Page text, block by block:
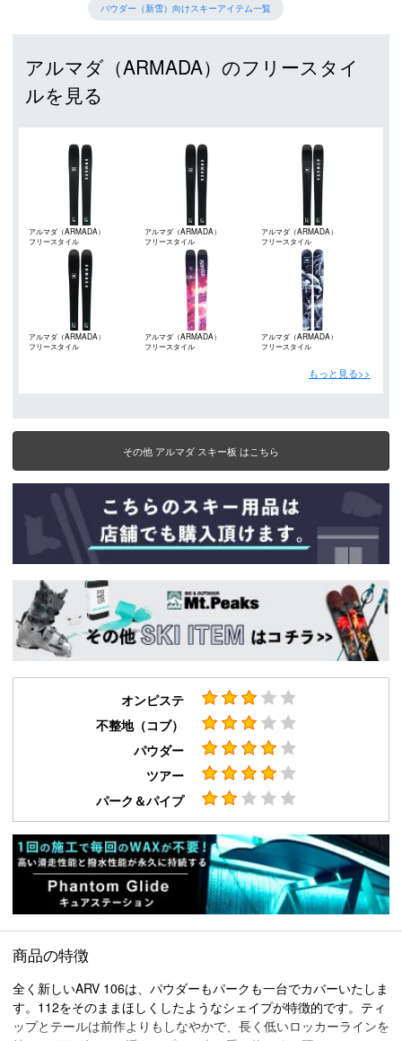
パウダー（新雪）向けスキーアイテム一覧
アルマダ（ARMADA）のフリースタイ
ルを見る
アルマダ（ARMADA）
フリースタイル
アルマダ（ARMADA）
フリースタイル
アルマダ（ARMADA）
フリースタイル
アルマダ（ARMADA）
フリースタイル
アルマダ（ARMADA）
フリースタイル
アルマダ（ARMADA）
フリースタイル
もっと見る>>
その他 アルマダ スキー板 はこちら
オンピステ
不整地（コブ）
パウダー
ツアー
パーク＆パイプ
商品の特徴
全く新しいARV 106は、パウダーもパークも一台でカバーいたしま
す。112をそのままほしくしたようなシェイプが特徴的です。ティ
ップとテールは前作よりもしなやかで、長く低いロッカーラインを